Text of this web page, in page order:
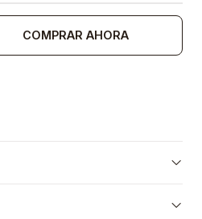
COMPRAR AHORA